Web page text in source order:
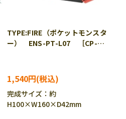
TYPE:FIRE（ポケットモンスタ
ー） ENS-PT-L07 ［CP-
1,540円
完成サイズ：約
H100×W160×D42mm